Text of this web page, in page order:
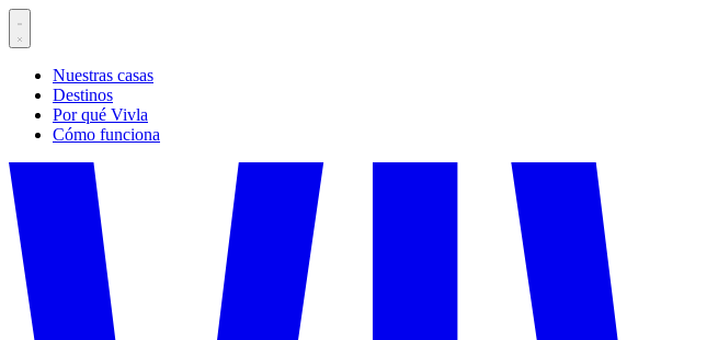
Nuestras casas
Destinos
Por qué Vivla
Cómo funciona